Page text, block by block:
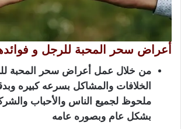
أعراض سحر المحبة للرجل و
من خلال عمل أعراض سحر المحبة
الخلافات والمشاكل بسرعه كبيره
ملحوظ لجميع الناس والأحباب
بشكل عام وبصوره عامه